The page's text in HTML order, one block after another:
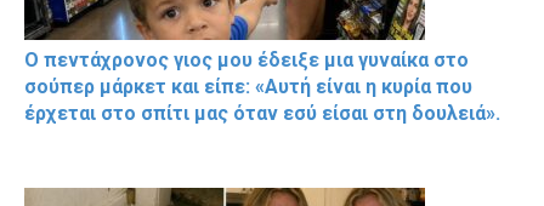
Ο πεντάχρονος γιος μου έδειξε μια γυναίκα στο
σούπερ μάρκετ και είπε: «Αυτή είναι η κυρία που
έρχεται στο σπίτι μας όταν εσύ είσαι στη δουλειά».